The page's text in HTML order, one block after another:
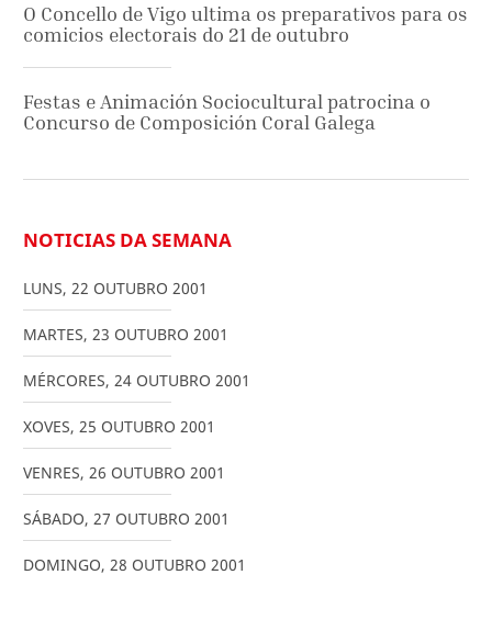
O Concello de Vigo ultima os preparativos para os
comicios electorais do 21 de outubro
Festas e Animación Sociocultural patrocina o
Concurso de Composición Coral Galega
NOTICIAS DA SEMANA
LUNS, 22 OUTUBRO 2001
MARTES, 23 OUTUBRO 2001
MÉRCORES, 24 OUTUBRO 2001
XOVES, 25 OUTUBRO 2001
VENRES, 26 OUTUBRO 2001
SÁBADO, 27 OUTUBRO 2001
DOMINGO, 28 OUTUBRO 2001